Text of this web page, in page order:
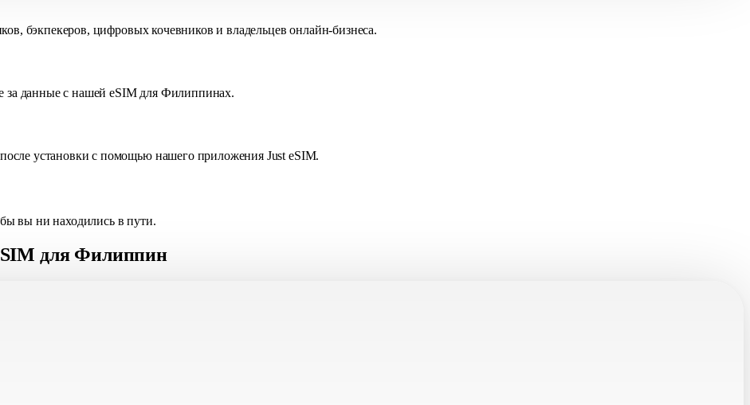
бэкпекеров, цифровых кочевников и владельцев онлайн-бизнеса.
за данные с нашей eSIM для Филиппинах.
установки с помощью нашего приложения Just eSIM.
бы вы ни находились в пути.
для Филиппин